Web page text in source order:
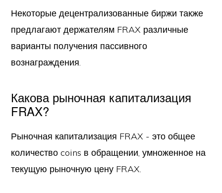
Некоторые децентрализованные биржи также
предлагают держателям FRAX различные
варианты получения пассивного
вознаграждения.
Какова рыночная капитализация
FRAX?
Рыночная капитализация FRAX - это общее
количество coins в обращении, умноженное на
текущую рыночную цену FRAX.